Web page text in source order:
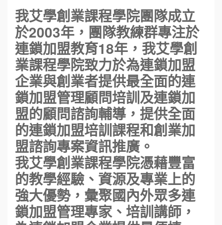
我艾學創業課程學院團隊成立
於2003年，團隊教練群專注於
連鎖加盟教育18年，我艾學創
業課程學院致力於為連鎖加盟
企業與創業者提供最全面的連
鎖加盟管理顧問培訓及連鎖加
盟的顧問諮詢輔導，提供全面
的連鎖加盟培訓課程和創業加
盟諮詢專案資訊推廣。
我艾學創業課程學院憑藉豐富
的教學經驗、資源及專業上的
強大優勢，彙聚國內外眾多連
鎖加盟管理專家、培訓講師，